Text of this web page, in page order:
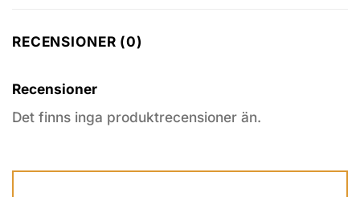
RECENSIONER (0)
Recensioner
Det finns inga produktrecensioner än.